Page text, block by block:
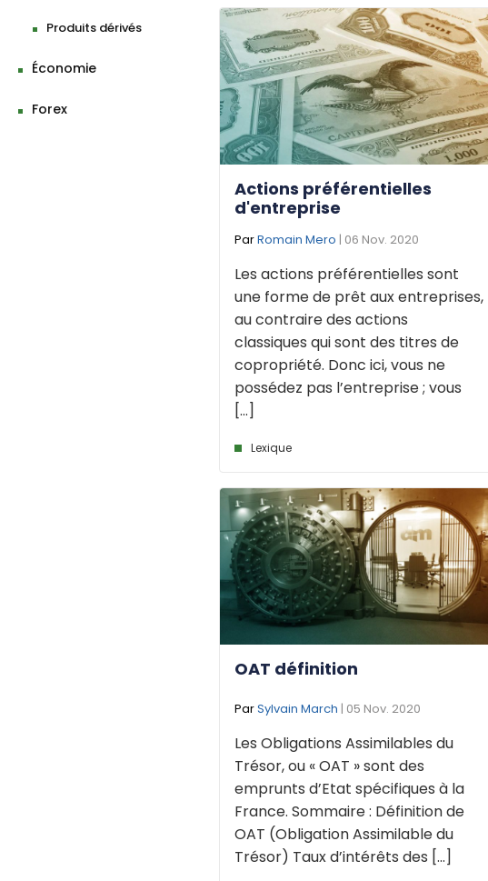
Produits dérivés
Économie
Forex
Actions préférentielles
d'entreprise
ParRomain Mero | 06 Nov. 2020
Les actions préférentielles sont
une forme de prêt aux entreprises,
au contraire des actions
classiques qui sont des titres de
copropriété. Donc ici, vous ne
possédez pas l’entreprise ; vous
[...]
Lexique
OAT définition
ParSylvain March | 05 Nov. 2020
Les Obligations Assimilables du
Trésor, ou « OAT » sont des
emprunts d’Etat spécifiques à la
France. Sommaire : Définition de
OAT (Obligation Assimilable du
Trésor) Taux d’intérêts des [...]